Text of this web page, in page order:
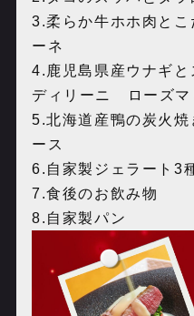
3.柔らか牛ホホ肉とこ
ーネ
4.鹿児島県産ウナギと
ディリーニ ローズマ
5.北海道産鴨の炭火焼
ース
6.自家製ジェラート3
7.食後のお飲み物
8.自家製パン